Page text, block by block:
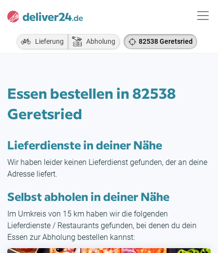
Lieferung Abholung 82538 Geretsried
Essen bestellen in 82538
Geretsried
Lieferdienste in deiner Nähe
Wir haben leider keinen Lieferdienst gefunden, der an deine
Adresse liefert.
Selbst abholen in deiner Nähe
Im Umkreis von 15 km haben wir die folgenden
Lieferdienste / Restaurants gefunden, bei denen du dein
Essen zur Abholung bestellen kannst: